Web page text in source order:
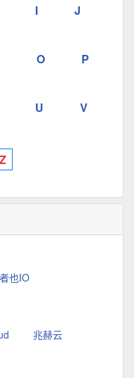
I J
O P
U V
Z
者也IO
兆赫云